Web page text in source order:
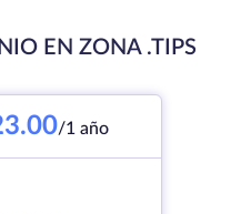
EN ZONA .TIPS
/1 año